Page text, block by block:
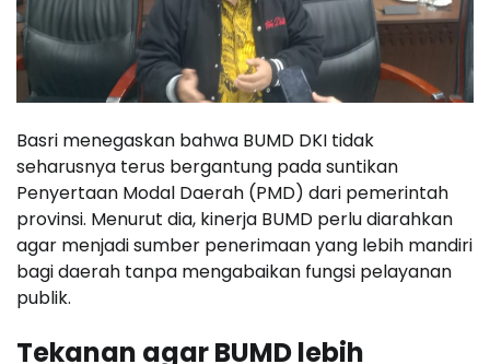
Basri menegaskan bahwa BUMD DKI tidak
seharusnya terus bergantung pada suntikan
Penyertaan Modal Daerah (PMD) dari pemerintah
provinsi. Menurut dia, kinerja BUMD perlu diarahkan
agar menjadi sumber penerimaan yang lebih mandiri
bagi daerah tanpa mengabaikan fungsi pelayanan
publik.
Tekanan agar BUMD lebih